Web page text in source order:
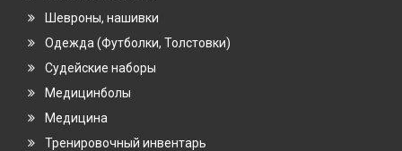
Шевроны, нашивки
Одежда (Футболки, Толстовки)
Судейские наборы
Медицинболы
Медицина
Тренировочный инвентарь